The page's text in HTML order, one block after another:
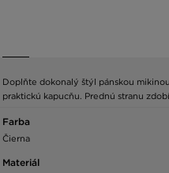
Doplňte dokonalý štýl pánskou
praktickú kapucňu. Prednú stranu
Farba
Čierna
Materiál